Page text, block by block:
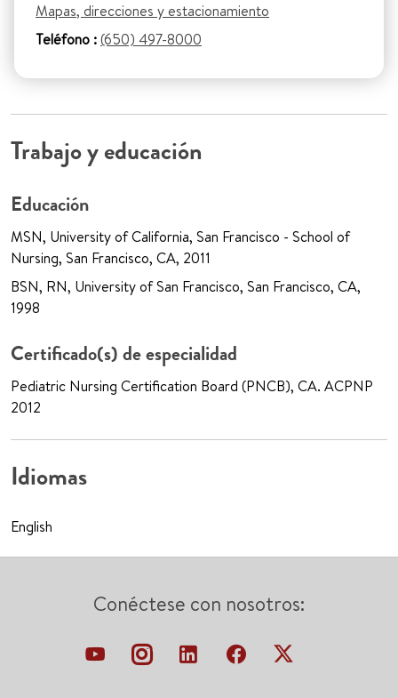
Mapas, direcciones y estacionamiento
Teléfono :(650) 497-8000
Trabajo y educación
Educación
MSN, University of California, San Francisco - School of
Nursing, San Francisco, CA, 2011
BSN, RN, University of San Francisco, San Francisco, CA,
1998
Certificado(s) de especialidad
Pediatric Nursing Certification Board (PNCB), CA. ACPNP
2012
Idiomas
English
Conéctese con nosotros: